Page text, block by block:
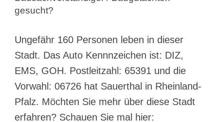
gesucht?
Ungefähr 160 Personen leben in dieser
Stadt. Das Auto Kennnzeichen ist: DIZ,
EMS, GOH. Postleitzahl: 65391 und die
Vorwahl: 06726 hat Sauerthal in Rheinland-
Pfalz. Möchten Sie mehr über diese Stadt
erfahren? Schauen Sie mal hier: